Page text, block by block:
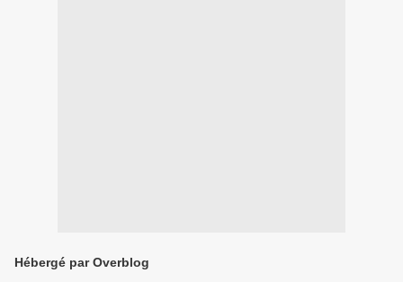
Hébergé par Overblog